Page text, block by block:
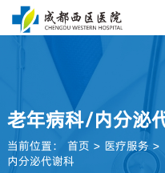
老年病科/内分泌
当前位置： 首页 > 医疗服务 >
内分泌代谢科